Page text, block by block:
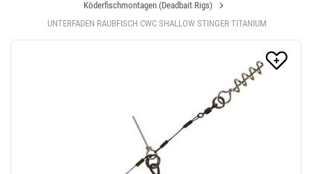
Köderfischmontagen (Deadbait Rigs)
UNTERFADEN RAUBFISCH CWC SHALLOW STINGER TITANIUM